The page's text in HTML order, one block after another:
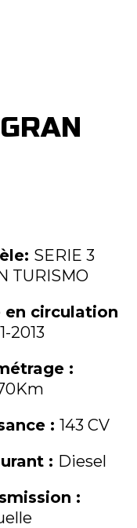
SERIE 3
TURISMO
en circulation
2013
:
: 143 CV
: Diesel
: